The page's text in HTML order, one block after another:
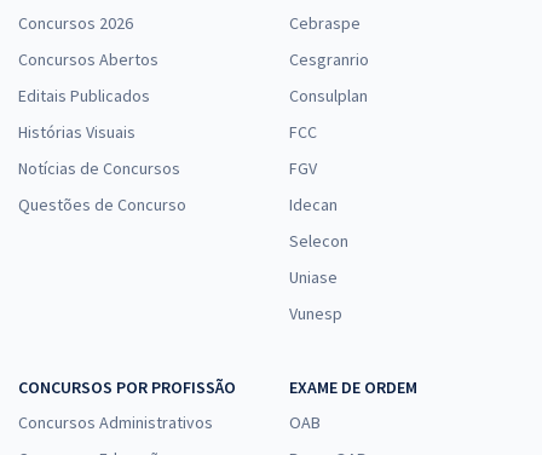
Concursos 2026
Concursos Abertos
Editais Publicados
Histórias Visuais
Notícias de Concursos
Questões de Concurso
Cebraspe
Cesgranrio
Consulplan
FCC
FGV
Idecan
Selecon
Uniase
Vunesp
CONCURSOS POR PROFISSÃO
Concursos Administrativos
EXAME DE ORDEM
OAB